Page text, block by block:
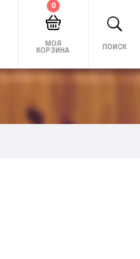
МОЯ
КОРЗИНА
0
ПОИСК